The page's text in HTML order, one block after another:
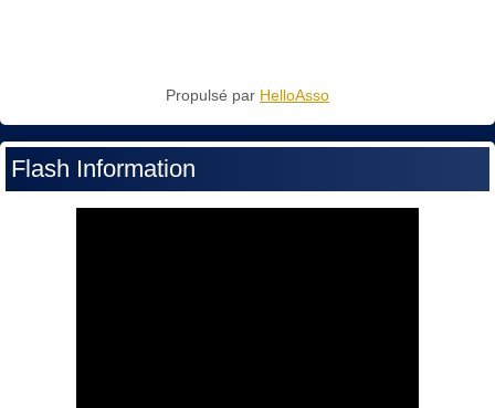
Propulsé par HelloAsso
Flash Information